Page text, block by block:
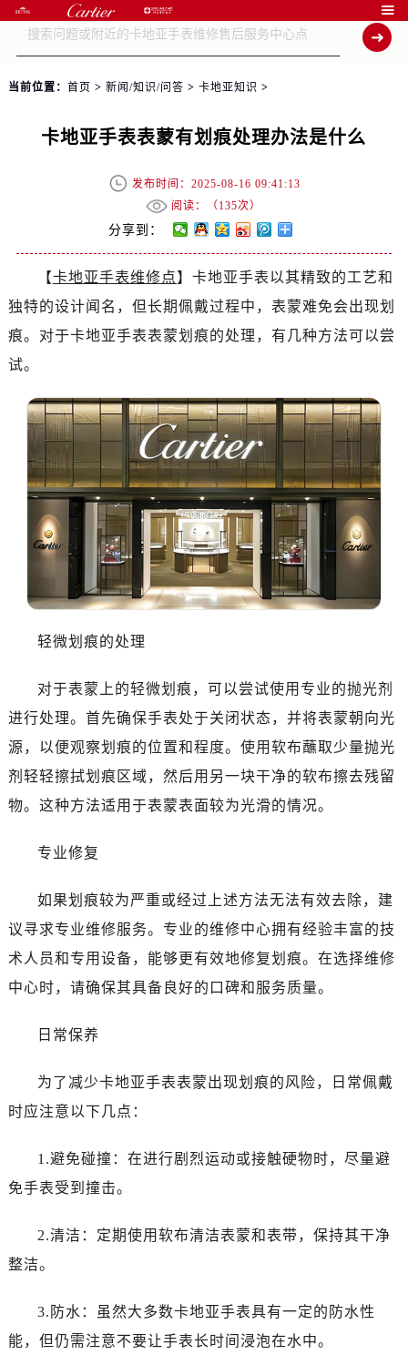

当前位置： 首页 > 新闻/知识/问答 > 卡地亚知识 >
卡地亚手表表蒙有划痕处理办法是什么
发布时间：2025-08-16 09:41:13
阅读：（135次）
分享到：
【卡地亚手表维修点】卡地亚手表以其精致的工艺和
独特的设计闻名，但长期佩戴过程中，表蒙难免会出现划
痕。对于卡地亚手表表蒙划痕的处理，有几种方法可以尝
试。
轻微划痕的处理
对于表蒙上的轻微划痕，可以尝试使用专业的抛光剂
进行处理。首先确保手表处于关闭状态，并将表蒙朝向光
源，以便观察划痕的位置和程度。使用软布蘸取少量抛光
剂轻轻擦拭划痕区域，然后用另一块干净的软布擦去残留
物。这种方法适用于表蒙表面较为光滑的情况。
专业修复
如果划痕较为严重或经过上述方法无法有效去除，建
议寻求专业维修服务。专业的维修中心拥有经验丰富的技
术人员和专用设备，能够更有效地修复划痕。在选择维修
中心时，请确保其具备良好的口碑和服务质量。
日常保养
为了减少卡地亚手表表蒙出现划痕的风险，日常佩戴
时应注意以下几点：
1.避免碰撞：在进行剧烈运动或接触硬物时，尽量避
免手表受到撞击。
2.清洁：定期使用软布清洁表蒙和表带，保持其干净
整洁。
3.防水：虽然大多数卡地亚手表具有一定的防水性
能，但仍需注意不要让手表长时间浸泡在水中。